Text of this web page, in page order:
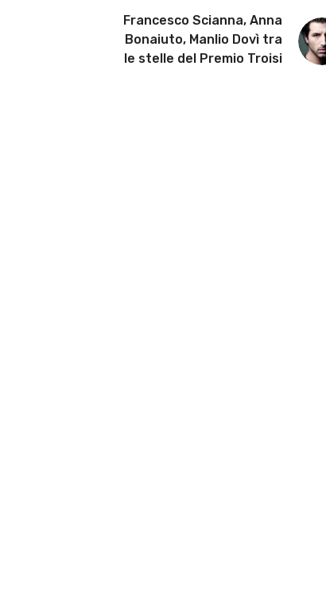
Francesco Scianna, Anna
Bonaiuto, Manlio Dovì tra
le stelle del Premio Troisi